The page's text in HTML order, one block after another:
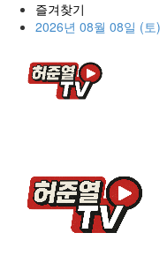
즐겨찾기
2026년 08월 08일 (토)